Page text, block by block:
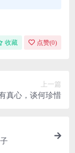
收藏 点赞(0)
上一篇
真心，谈何珍惜